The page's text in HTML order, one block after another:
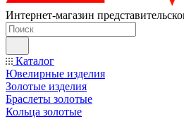
Интернет-магазин
Каталог
Ювелирные изделия
Золотые изделия
Браслеты золотые
Кольца золотые